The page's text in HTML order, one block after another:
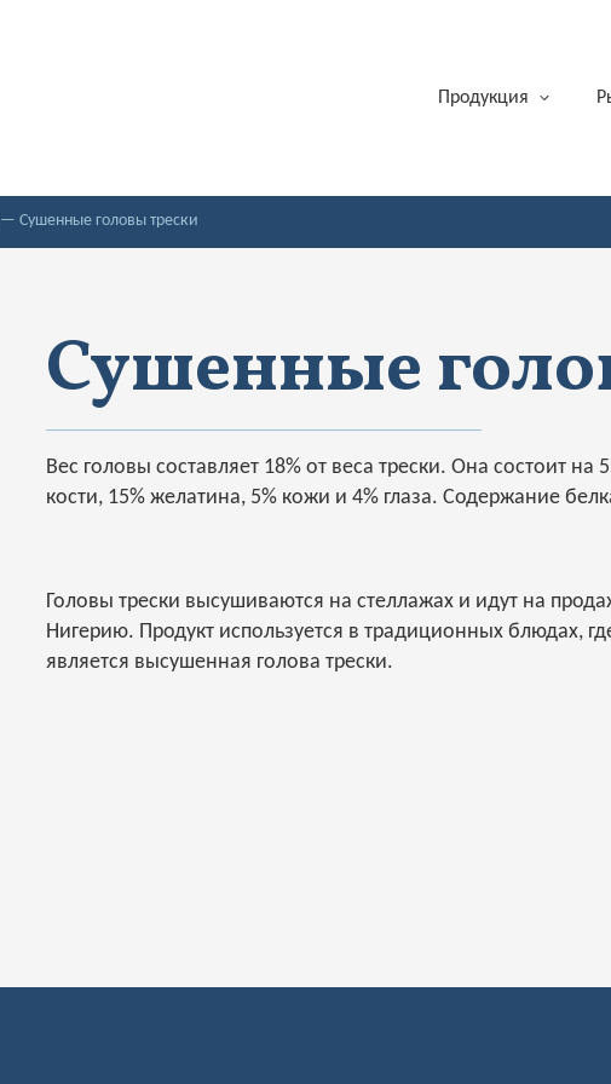
Продукция
—Сушенные головы трески
Сушенные
Вес головы составляет 18% от веса трески. Она состоит
кости, 15% желатина, 5% кожи и 4% глаза. Содержание
Головы трески высушиваются на стеллажах и идут на
Нигерию. Продукт используется в традиционных блюдах,
является высушенная голова трески.